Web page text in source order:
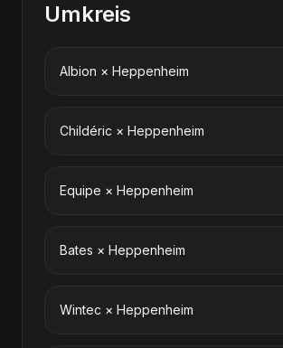
Umkreis
Albion × Heppenheim
Childéric × Heppenheim
Equipe × Heppenheim
Bates × Heppenheim
Wintec × Heppenheim